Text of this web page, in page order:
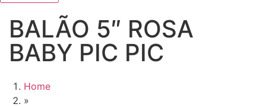
BALÃO 5″ ROSA
BABY PIC PIC
Home
»